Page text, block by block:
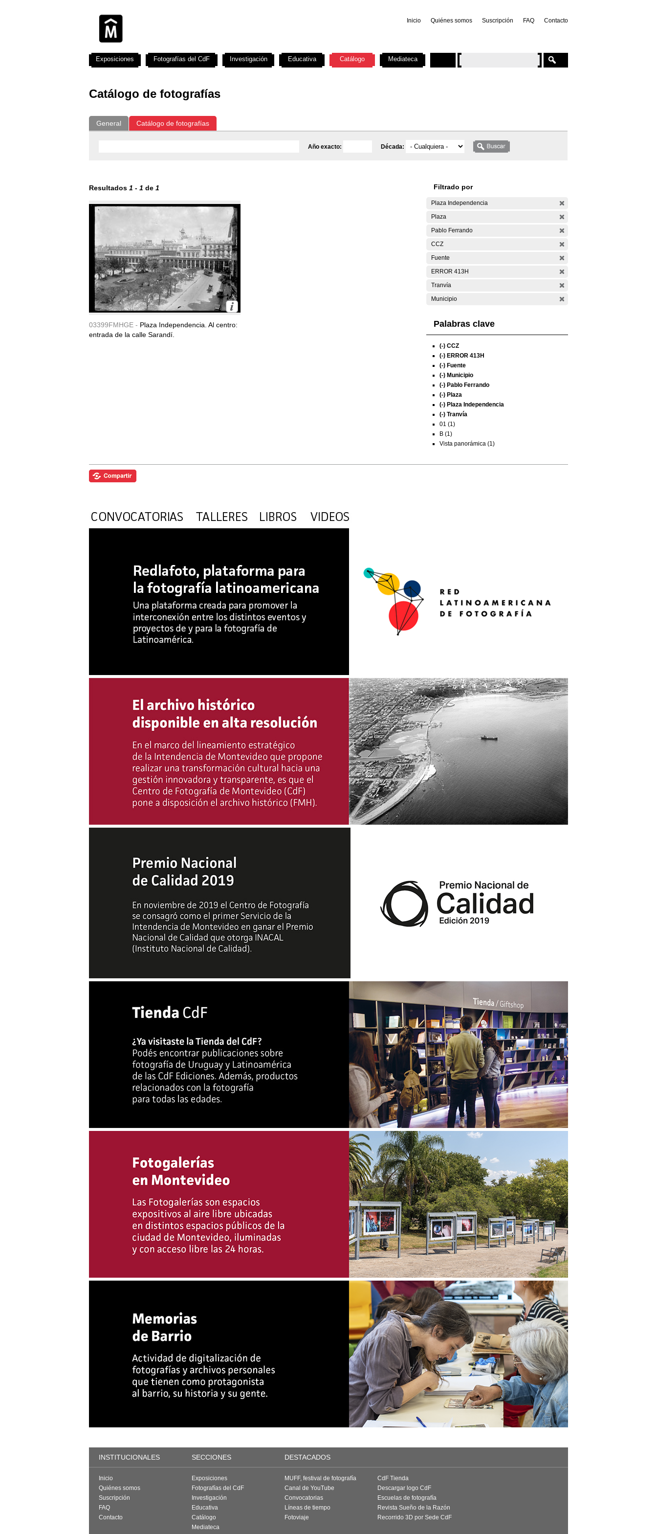
Inicio Quiénes somos Suscripción FAQ Contacto
Catálogo de fotografías
General Catálogo de fotografías
Año exacto: Década:
Resultados 1 - 1 de 1
03399FMHGE - Plaza Independencia. Al centro:
entrada de la calle Sarandí.
Filtrado por
Plaza Independencia
Plaza
Pablo Ferrando
CCZ
Fuente
ERROR 413H
Tranvía
Municipio
Palabras clave
(-) CCZ
(-) ERROR 413H
(-) Fuente
(-) Municipio
(-) Pablo Ferrando
(-) Plaza
(-) Plaza Independencia
(-) Tranvía
01 (1)
B (1)
Vista panorámica (1)
Exposiciones Fotografías del CdF Investigación Educativa Catálogo Mediateca
INSTITUCIONALES SECCIONES DESTACADOS
Inicio
Quiénes somos
Suscripción
FAQ
Contacto
Exposiciones
Fotografías del CdF
Investigación
Educativa
Catálogo
Mediateca
MUFF, festival de fotografía
Canal de YouTube
Convocatorias
Líneas de tiempo
Fotoviaje
CdF Tienda
Descargar logo CdF
Escuelas de fotografía
Revista Sueño de la Razón
Recorrido 3D por Sede CdF